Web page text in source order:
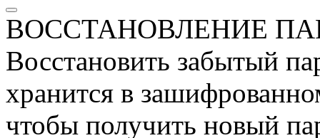
ВОССТАНОВЛЕНИЕ
Восстановить забытый
хранится в
чтобы получить новый